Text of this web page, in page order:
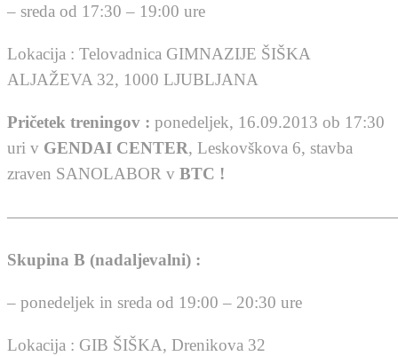
– sreda od 17:30 – 19:00 ure
Lokacija : Telovadnica GIMNAZIJE ŠIŠKA
ALJAŽEVA 32, 1000 LJUBLJANA
Pričetek treningov : ponedeljek, 16.09.2013 ob 17:30
uri v GENDAI CENTER, Leskovškova 6, stavba
zraven SANOLABOR v BTC !
Skupina B (nadaljevalni) :
– ponedeljek in sreda od 19:00 – 20:30 ure
Lokacija : GIB ŠIŠKA, Drenikova 32